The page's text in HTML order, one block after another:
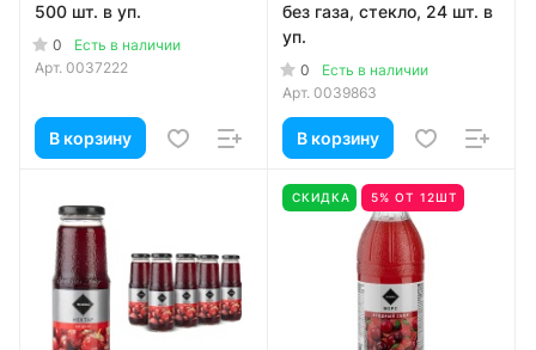
500 шт. в уп.
0
Есть в наличии
Арт. 0037222
В корзину
без газа, стекло, 24 шт. в
уп.
0
Есть в наличии
Арт. 0039863
В корзину
СКИДКА 5% ОТ 12ШТ